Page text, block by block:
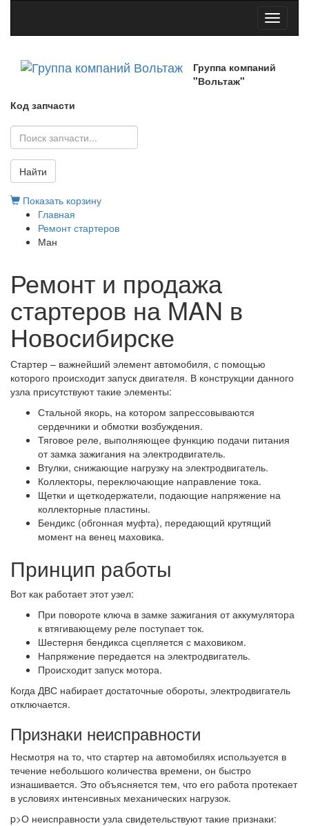
Toggle
Группа компаний
"Вольтаж"
Код запчасти
Найти
Показать корзину
Главная
Ремонт стартеров
Ман
Ремонт и продажа
стартеров на MAN в
Новосибирске
Стартер – важнейший элемент автомобиля, с помощью
которого происходит запуск двигателя. В конструкции данного
узла присутствуют такие элементы:
Стальной якорь, на котором запрессовываются
сердечники и обмотки возбуждения.
Тяговое реле, выполняющее функцию подачи питания
от замка зажигания на электродвигатель.
Втулки, снижающие нагрузку на электродвигатель.
Коллекторы, переключающие направление тока.
Щетки и щеткодержатели, подающие напряжение на
коллекторные пластины.
Бендикс (обгонная муфта), передающий крутящий
момент на венец маховика.
Принцип работы
Вот как работает этот узел:
При повороте ключа в замке зажигания от аккумулятора
к втягивающему реле поступает ток.
Шестерня бендикса сцепляется с маховиком.
Напряжение передается на электродвигатель.
Происходит запуск мотора.
Когда ДВС набирает достаточные обороты, электродвигатель
отключается.
Признаки неисправности
Несмотря на то, что стартер на автомобилях используется в
течение небольшого количества времени, он быстро
изнашивается. Это объясняется тем, что его работа протекает
в условиях интенсивных механических нагрузок.
p>О неисправности узла свидетельствуют такие признаки: